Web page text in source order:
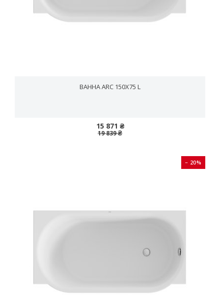
ВАННА ARC 150X75 L
15 871 ₴
19 839 ₴
− 20%